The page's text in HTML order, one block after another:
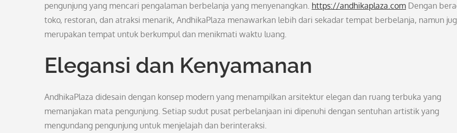
pengunjung yang mencari pengalaman berbelanja yang menyenangkan. https://andhikaplaza.com Dengan
toko, restoran, dan atraksi menarik, AndhikaPlaza menawarkan lebih dari sekadar tempat berbelanja, namun
merupakan tempat untuk berkumpul dan menikmati waktu luang.
Elegansi dan Kenyamanan
AndhikaPlaza didesain dengan konsep modern yang menampilkan arsitektur elegan dan ruang terbuka yang
memanjakan mata pengunjung. Setiap sudut pusat perbelanjaan ini dipenuhi dengan sentuhan artistik yang
mengundang pengunjung untuk menjelajah dan berinteraksi.